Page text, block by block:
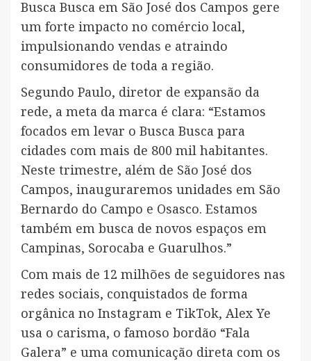
Busca Busca em São José dos Campos gere
um forte impacto no comércio local,
impulsionando vendas e atraindo
consumidores de toda a região.
Segundo Paulo, diretor de expansão da
rede, a meta da marca é clara: “Estamos
focados em levar o Busca Busca para
cidades com mais de 800 mil habitantes.
Neste trimestre, além de São José dos
Campos, inauguraremos unidades em São
Bernardo do Campo e Osasco. Estamos
também em busca de novos espaços em
Campinas, Sorocaba e Guarulhos.”
Com mais de 12 milhões de seguidores nas
redes sociais, conquistados de forma
orgânica no Instagram e TikTok, Alex Ye
usa o carisma, o famoso bordão “Fala
Galera” e uma comunicação direta com os